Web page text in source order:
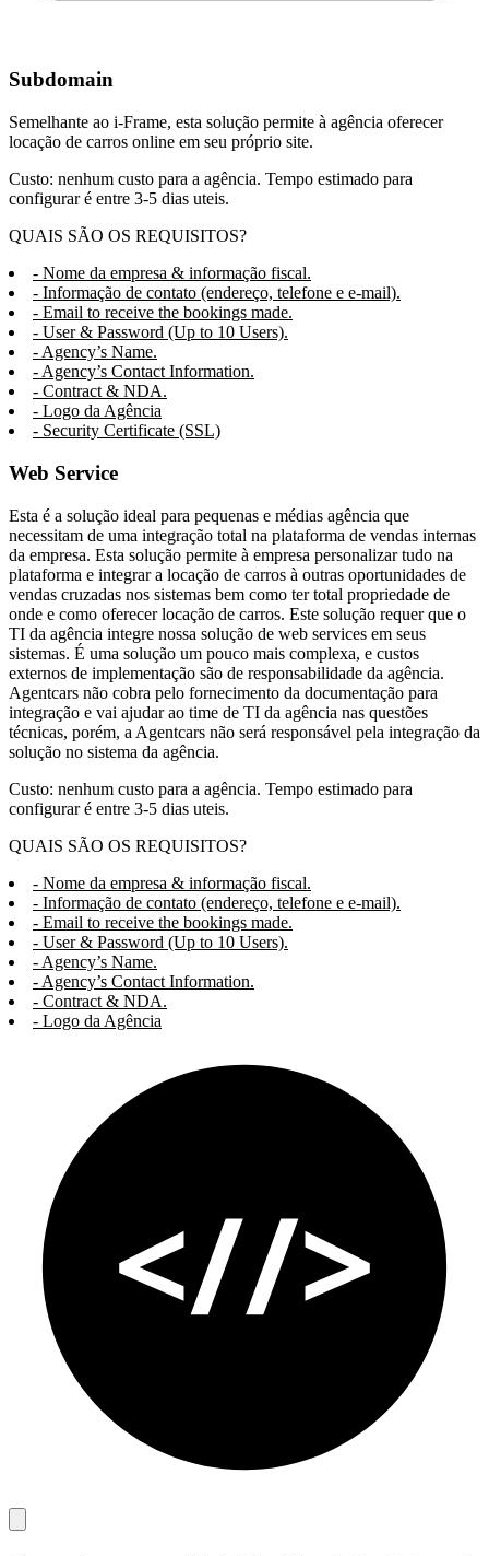
Subdomain
Semelhante ao i-Frame, esta solução permite à agência oferecer
locação de carros online em seu próprio site.
Custo: nenhum custo para a agência. Tempo estimado para
configurar é entre 3-5 dias uteis.
QUAIS SÃO OS REQUISITOS?
- Nome da empresa & informação fiscal.
- Informação de contato (endereço, telefone e e-mail).
- Email to receive the bookings made.
- User & Password (Up to 10 Users).
- Agency’s Name.
- Agency’s Contact Information.
- Contract & NDA.
- Logo da Agência
- Security Certificate (SSL)
Web Service
Esta é a solução ideal para pequenas e médias agência que
necessitam de uma integração total na plataforma de vendas internas
da empresa. Esta solução permite à empresa personalizar tudo na
plataforma e integrar a locação de carros à outras oportunidades de
vendas cruzadas nos sistemas bem como ter total propriedade de
onde e como oferecer locação de carros. Este solução requer que o
TI da agência integre nossa solução de web services em seus
sistemas. É uma solução um pouco mais complexa, e custos
externos de implementação são de responsabilidade da agência.
Agentcars não cobra pelo fornecimento da documentação para
integração e vai ajudar ao time de TI da agência nas questões
técnicas, porém, a Agentcars não será responsável pela integração da
solução no sistema da agência.
Custo: nenhum custo para a agência. Tempo estimado para
configurar é entre 3-5 dias uteis.
QUAIS SÃO OS REQUISITOS?
- Nome da empresa & informação fiscal.
- Informação de contato (endereço, telefone e e-mail).
- Email to receive the bookings made.
- User & Password (Up to 10 Users).
- Agency’s Name.
- Agency’s Contact Information.
- Contract & NDA.
- Logo da Agência